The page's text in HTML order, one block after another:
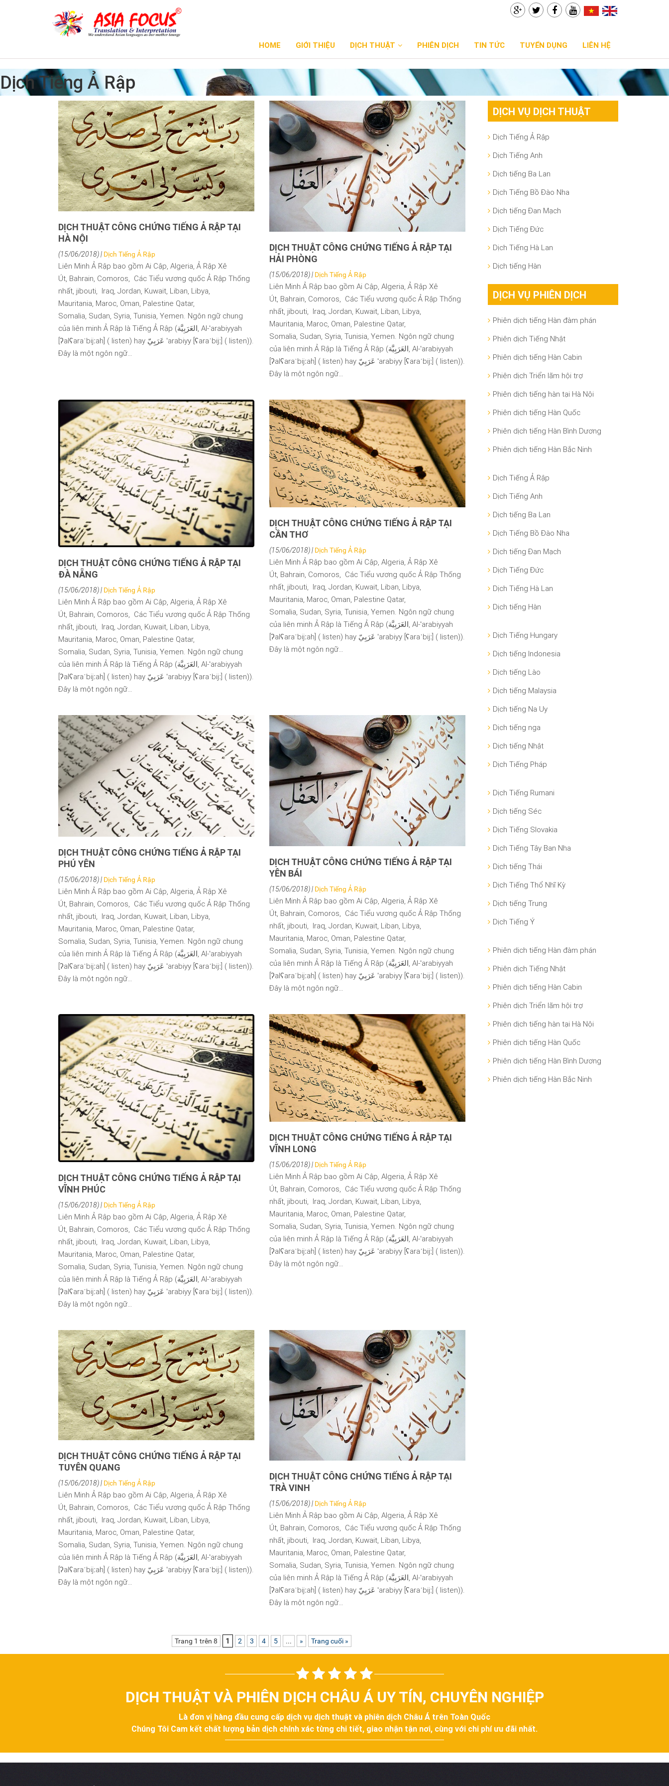
HOME GIỚI THIỆU DỊCH THUẬT PHIÊN DỊCH TIN TỨC TUYỂN DỤNG LIÊN HỆ
Dịch Tiếng Ả Rập
DỊCH THUẬT CÔNG CHỨNG TIẾNG Ả RẬP TẠI
HÀ NỘI
(15/06/2018) | Dịch Tiếng Ả Rập
Liên Minh Ả Rập bao gồm Ai Cập, Algeria, Ả Rập Xê
Út, Bahrain, Comoros, Các Tiểu vương quốc Ả Rập Thống
nhất, jibouti, Iraq, Jordan, Kuwait, Liban, Libya,
Mauritania, Maroc, Oman, Palestine Qatar,
Somalia, Sudan, Syria, Tunisia, Yemen. Ngôn ngữ chung
của liên minh Ả Rập là Tiếng Ả Rập (العَرَبِيَّة, Al-ʻarabiyyah
[ʔalʕaraˈbijːah] ( listen) hay عَرَبِيّ ʻarabiyy [ʕaraˈbijː] ( listen)).
Đây là một ngôn ngữ…
DỊCH THUẬT CÔNG CHỨNG TIẾNG Ả RẬP TẠI
HẢI PHÒNG
(15/06/2018) | Dịch Tiếng Ả Rập
Liên Minh Ả Rập bao gồm Ai Cập, Algeria, Ả Rập Xê
Út, Bahrain, Comoros, Các Tiểu vương quốc Ả Rập Thống
nhất, jibouti, Iraq, Jordan, Kuwait, Liban, Libya,
Mauritania, Maroc, Oman, Palestine Qatar,
Somalia, Sudan, Syria, Tunisia, Yemen. Ngôn ngữ chung
của liên minh Ả Rập là Tiếng Ả Rập (العَرَبِيَّة, Al-ʻarabiyyah
[ʔalʕaraˈbijːah] ( listen) hay عَرَبِيّ ʻarabiyy [ʕaraˈbijː] ( listen)).
Đây là một ngôn ngữ…
DỊCH THUẬT CÔNG CHỨNG TIẾNG Ả RẬP TẠI
ĐÀ NẴNG
(15/06/2018) | Dịch Tiếng Ả Rập
Liên Minh Ả Rập bao gồm Ai Cập, Algeria, Ả Rập Xê
Út, Bahrain, Comoros, Các Tiểu vương quốc Ả Rập Thống
nhất, jibouti, Iraq, Jordan, Kuwait, Liban, Libya,
Mauritania, Maroc, Oman, Palestine Qatar,
Somalia, Sudan, Syria, Tunisia, Yemen. Ngôn ngữ chung
của liên minh Ả Rập là Tiếng Ả Rập (العَرَبِيَّة, Al-ʻarabiyyah
[ʔalʕaraˈbijːah] ( listen) hay عَرَبِيّ ʻarabiyy [ʕaraˈbijː] ( listen)).
Đây là một ngôn ngữ…
DỊCH THUẬT CÔNG CHỨNG TIẾNG Ả RẬP TẠI
CẦN THƠ
(15/06/2018) | Dịch Tiếng Ả Rập
Liên Minh Ả Rập bao gồm Ai Cập, Algeria, Ả Rập Xê
Út, Bahrain, Comoros, Các Tiểu vương quốc Ả Rập Thống
nhất, jibouti, Iraq, Jordan, Kuwait, Liban, Libya,
Mauritania, Maroc, Oman, Palestine Qatar,
Somalia, Sudan, Syria, Tunisia, Yemen. Ngôn ngữ chung
của liên minh Ả Rập là Tiếng Ả Rập (العَرَبِيَّة, Al-ʻarabiyyah
[ʔalʕaraˈbijːah] ( listen) hay عَرَبِيّ ʻarabiyy [ʕaraˈbijː] ( listen)).
Đây là một ngôn ngữ…
DỊCH THUẬT CÔNG CHỨNG TIẾNG Ả RẬP TẠI
PHÚ YÊN
(15/06/2018) | Dịch Tiếng Ả Rập
Liên Minh Ả Rập bao gồm Ai Cập, Algeria, Ả Rập Xê
Út, Bahrain, Comoros, Các Tiểu vương quốc Ả Rập Thống
nhất, jibouti, Iraq, Jordan, Kuwait, Liban, Libya,
Mauritania, Maroc, Oman, Palestine Qatar,
Somalia, Sudan, Syria, Tunisia, Yemen. Ngôn ngữ chung
của liên minh Ả Rập là Tiếng Ả Rập (العَرَبِيَّة, Al-ʻarabiyyah
[ʔalʕaraˈbijːah] ( listen) hay عَرَبِيّ ʻarabiyy [ʕaraˈbijː] ( listen)).
Đây là một ngôn ngữ…
DỊCH THUẬT CÔNG CHỨNG TIẾNG Ả RẬP TẠI
YÊN BÁI
(15/06/2018) | Dịch Tiếng Ả Rập
Liên Minh Ả Rập bao gồm Ai Cập, Algeria, Ả Rập Xê
Út, Bahrain, Comoros, Các Tiểu vương quốc Ả Rập Thống
nhất, jibouti, Iraq, Jordan, Kuwait, Liban, Libya,
Mauritania, Maroc, Oman, Palestine Qatar,
Somalia, Sudan, Syria, Tunisia, Yemen. Ngôn ngữ chung
của liên minh Ả Rập là Tiếng Ả Rập (العَرَبِيَّة, Al-ʻarabiyyah
[ʔalʕaraˈbijːah] ( listen) hay عَرَبِيّ ʻarabiyy [ʕaraˈbijː] ( listen)).
Đây là một ngôn ngữ…
DỊCH THUẬT CÔNG CHỨNG TIẾNG Ả RẬP TẠI
VĨNH PHÚC
(15/06/2018) | Dịch Tiếng Ả Rập
Liên Minh Ả Rập bao gồm Ai Cập, Algeria, Ả Rập Xê
Út, Bahrain, Comoros, Các Tiểu vương quốc Ả Rập Thống
nhất, jibouti, Iraq, Jordan, Kuwait, Liban, Libya,
Mauritania, Maroc, Oman, Palestine Qatar,
Somalia, Sudan, Syria, Tunisia, Yemen. Ngôn ngữ chung
của liên minh Ả Rập là Tiếng Ả Rập (العَرَبِيَّة, Al-ʻarabiyyah
[ʔalʕaraˈbijːah] ( listen) hay عَرَبِيّ ʻarabiyy [ʕaraˈbijː] ( listen)).
Đây là một ngôn ngữ…
DỊCH THUẬT CÔNG CHỨNG TIẾNG Ả RẬP TẠI
VĨNH LONG
(15/06/2018) | Dịch Tiếng Ả Rập
Liên Minh Ả Rập bao gồm Ai Cập, Algeria, Ả Rập Xê
Út, Bahrain, Comoros, Các Tiểu vương quốc Ả Rập Thống
nhất, jibouti, Iraq, Jordan, Kuwait, Liban, Libya,
Mauritania, Maroc, Oman, Palestine Qatar,
Somalia, Sudan, Syria, Tunisia, Yemen. Ngôn ngữ chung
của liên minh Ả Rập là Tiếng Ả Rập (العَرَبِيَّة, Al-ʻarabiyyah
[ʔalʕaraˈbijːah] ( listen) hay عَرَبِيّ ʻarabiyy [ʕaraˈbijː] ( listen)).
Đây là một ngôn ngữ…
DỊCH THUẬT CÔNG CHỨNG TIẾNG Ả RẬP TẠI
TUYÊN QUANG
(15/06/2018) | Dịch Tiếng Ả Rập
Liên Minh Ả Rập bao gồm Ai Cập, Algeria, Ả Rập Xê
Út, Bahrain, Comoros, Các Tiểu vương quốc Ả Rập Thống
nhất, jibouti, Iraq, Jordan, Kuwait, Liban, Libya,
Mauritania, Maroc, Oman, Palestine Qatar,
Somalia, Sudan, Syria, Tunisia, Yemen. Ngôn ngữ chung
của liên minh Ả Rập là Tiếng Ả Rập (العَرَبِيَّة, Al-ʻarabiyyah
[ʔalʕaraˈbijːah] ( listen) hay عَرَبِيّ ʻarabiyy [ʕaraˈbijː] ( listen)).
Đây là một ngôn ngữ…
DỊCH THUẬT CÔNG CHỨNG TIẾNG Ả RẬP TẠI
TRÀ VINH
(15/06/2018) | Dịch Tiếng Ả Rập
Liên Minh Ả Rập bao gồm Ai Cập, Algeria, Ả Rập Xê
Út, Bahrain, Comoros, Các Tiểu vương quốc Ả Rập Thống
nhất, jibouti, Iraq, Jordan, Kuwait, Liban, Libya,
Mauritania, Maroc, Oman, Palestine Qatar,
Somalia, Sudan, Syria, Tunisia, Yemen. Ngôn ngữ chung
của liên minh Ả Rập là Tiếng Ả Rập (العَرَبِيَّة, Al-ʻarabiyyah
[ʔalʕaraˈbijːah] ( listen) hay عَرَبِيّ ʻarabiyy [ʕaraˈbijː] ( listen)).
Đây là một ngôn ngữ…
Trang 1 trên 8 1 2 3 4 5 ... » Trang cuối »
DỊCH VỤ DỊCH THUẬT
Dịch Tiếng Ả Rập
Dịch Tiếng Anh
Dịch tiếng Ba Lan
Dịch Tiếng Bồ Đào Nha
Dịch tiếng Đan Mạch
Dịch Tiếng Đức
Dịch Tiếng Hà Lan
Dịch tiếng Hàn
DỊCH VỤ PHIÊN DỊCH
Phiên dịch tiếng Hàn đàm phán
Phiên dịch Tiếng Nhật
Phiên dịch tiếng Hàn Cabin
Phiên dịch Triển lãm hội trợ
Phiên dịch tiếng hàn tại Hà Nội
Phiên dịch tiếng Hàn Quốc
Phiên dịch tiếng Hàn Bình Dương
Phiên dịch tiếng Hàn Bắc Ninh
Dịch Tiếng Ả Rập
Dịch Tiếng Anh
Dịch tiếng Ba Lan
Dịch Tiếng Bồ Đào Nha
Dịch tiếng Đan Mạch
Dịch Tiếng Đức
Dịch Tiếng Hà Lan
Dịch tiếng Hàn
Dịch Tiếng Hungary
Dịch tiếng Indonesia
Dịch tiếng Lào
Dịch tiếng Malaysia
Dịch tiếng Na Uy
Dịch tiếng nga
Dịch tiếng Nhật
Dịch Tiếng Pháp
Dịch Tiếng Rumani
Dịch tiếng Séc
Dịch Tiếng Slovakia
Dịch Tiếng Tây Ban Nha
Dịch tiếng Thái
Dịch Tiếng Thổ Nhĩ Kỳ
Dịch tiếng Trung
Dịch Tiếng Ý
Phiên dịch tiếng Hàn đàm phán
Phiên dịch Tiếng Nhật
Phiên dịch tiếng Hàn Cabin
Phiên dịch Triển lãm hội trợ
Phiên dịch tiếng hàn tại Hà Nội
Phiên dịch tiếng Hàn Quốc
Phiên dịch tiếng Hàn Bình Dương
Phiên dịch tiếng Hàn Bắc Ninh
DỊCH THUẬT VÀ PHIÊN DỊCH CHÂU Á UY TÍN, CHUYÊN NGHIỆP
Là đơn vị hàng đầu cung cấp dịch vụ dịch thuật và phiên dịch Châu Á trên Toàn Quốc
Chúng Tôi Cam kết chất lượng bản dịch chính xác từng chi tiết, giao nhận tận nơi, cùng với chi phí ưu đãi nhất.